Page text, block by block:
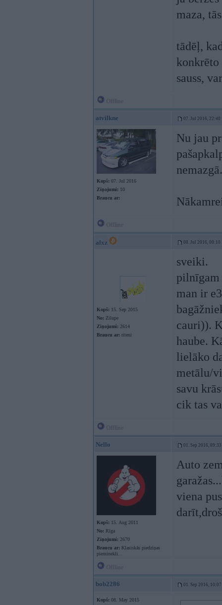
maza,
tādēļ,
konkrēto
sauss,
atvilkne 07. Jul 2016, 22:40
Kopš: 07. Jul 2016
Ziņojumi: 10
Braucu ar:
Nu jau
nemazgā.
alxz 08. Jul 2016, 00:10
Kopš: 15. Sep 2015
No: Zilupe
Ziņojumi: 2614
Braucu ar: riteni
sveiki.
pilnīgam
man ir
cauri)).
haube.
lielāko
metālu/
savu
cik tas
Nello 01. Sep 2016, 09:33
Kopš: 15. Aug 2011
No: Rīga
Ziņojumi: 2670
Braucu ar: Klasiskās piedziņas
pieminekli...
Auto
viena
bob2286 01. Sep 2016, 10:07
Kopš: 08. May 2015